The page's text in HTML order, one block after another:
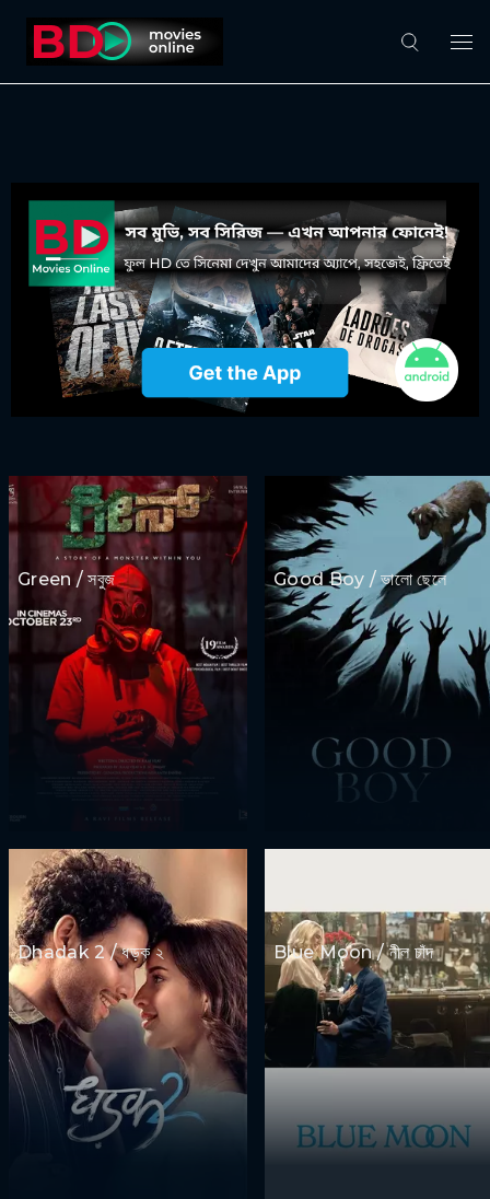
Green / সবুজ Good Boy / ভালো ছেলে
Dhadak 2 / ধড়ক ২ Blue Moon / নীল চাঁদ